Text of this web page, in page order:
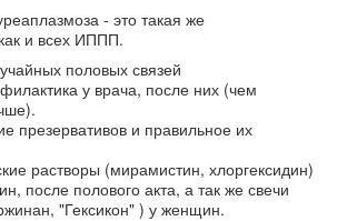
- это такая же
и всех ИППП.
половых связей
у врача, после них (чем
презервативов и правильное их
растворы (мирамистин, хлоргексидин)
после полового акта, а так же свечи
"Гексикон" ) у женщин.